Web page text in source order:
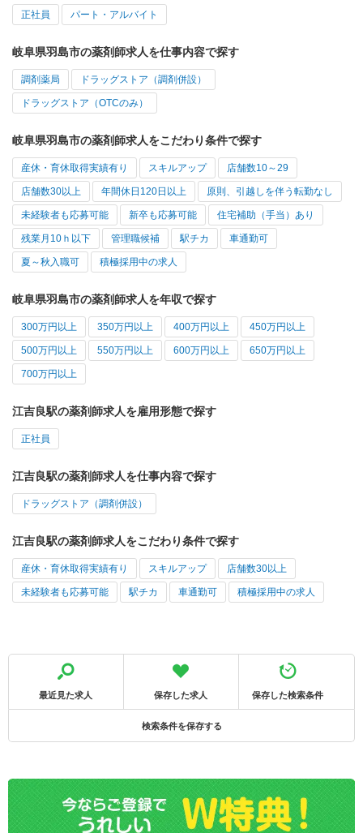
正社員 パート・アルバイト
岐阜県羽島市の薬剤師求人を仕事内容で探す
調剤薬局 ドラッグストア（調剤併設）
ドラッグストア（OTCのみ）
岐阜県羽島市の薬剤師求人をこだわり条件で探す
産休・育休取得実績有り スキルアップ 店舗数10～29
店舗数30以上 年間休日120日以上 原則、引越しを伴う転勤なし
未経験者も応募可能 新卒も応募可能 住宅補助（手当）あり
残業月10ｈ以下 管理職候補 駅チカ 車通勤可
夏～秋入職可 積極採用中の求人
岐阜県羽島市の薬剤師求人を年収で探す
300万円以上 350万円以上 400万円以上 450万円以上
500万円以上 550万円以上 600万円以上 650万円以上
700万円以上
江吉良駅の薬剤師求人を雇用形態で探す
正社員
江吉良駅の薬剤師求人を仕事内容で探す
ドラッグストア（調剤併設）
江吉良駅の薬剤師求人をこだわり条件で探す
産休・育休取得実績有り スキルアップ 店舗数30以上
未経験者も応募可能 駅チカ 車通勤可 積極採用中の求人
最近見た求人 保存した求人 保存した検索条件
検索条件を保存する